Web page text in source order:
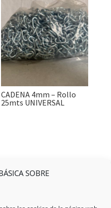
SOBRE
CADENA 4mm – Rollo
25mts UNIVERSAL